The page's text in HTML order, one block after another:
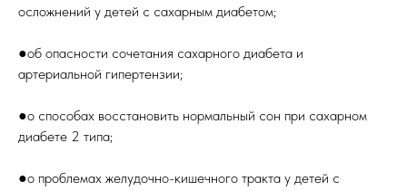
осложнений у детей с сахарным диабетом;
●об опасности сочетания сахарного диабета и
артериальной гипертензии;
●о способах восстановить нормальный сон при сахарном
диабете 2 типа;
●о проблемах желудочно-кишечного тракта у детей с
Детская поликлиника
им. Истомнина 2023 г.